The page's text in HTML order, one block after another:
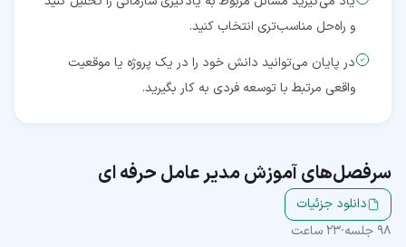
و راه‌حل مناسب‌تری انتخاب کنید.
در پایان می‌توانید دانش خود را در یک پروژه یا موقعیت
واقعی مرتبط با توسعه فردی به کار بگیرید.
سرفصل‌های آموزشمدیر عامل حرفه ای
دانلود جزئیات
98 جلسه·23 ساعت